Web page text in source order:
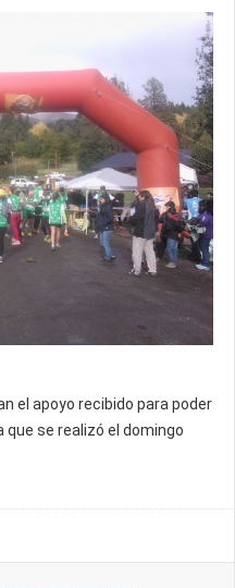
el apoyo recibido para poder
se realizó el domingo